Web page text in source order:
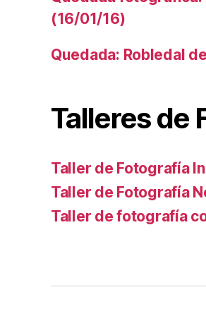
(16/01/16)
Quedada: Robledal
Talleres de
Taller de Fotografía
Taller de Fotografía
Taller de fotografía